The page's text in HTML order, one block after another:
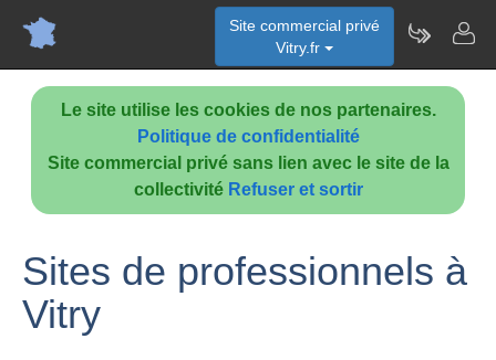
Le site utilise les cookies de nos partenaires.
Politique de confidentialité
Site commercial privé sans lien avec le site de la
collectivité Refuser et sortir
Site commercial privé
Vitry.fr
Sites de professionnels à
Vitry